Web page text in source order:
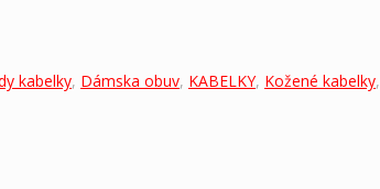
kabelky, Dámska obuv, KABELKY, Kožené kabelky,